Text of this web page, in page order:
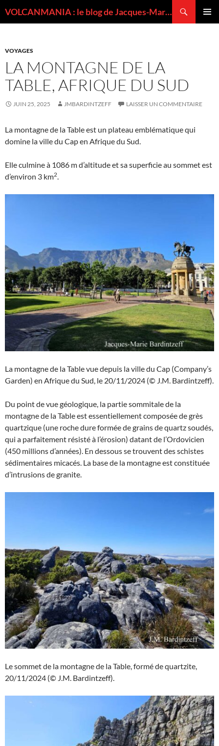
VOLCANMANIA : le blog de Jacques-Marie BARDINTZEFF, volcanologue
VOYAGES
LA MONTAGNE DE LA
TABLE, AFRIQUE DU SUD
JUIN 25, 2025 JMBARDINTZEFF LAISSER UN COMMENTAIRE
La montagne de la Table est un plateau emblématique qui
domine la ville du Cap en Afrique du Sud.
Elle culmine à 1086 m d’altitude et sa superficie au sommet est
d’environ 3 km2.
La montagne de la Table vue depuis la ville du Cap (Company’s
Garden) en Afrique du Sud, le 20/11/2024 (© J.M. Bardintzeff).
Du point de vue géologique, la partie sommitale de la
montagne de la Table est essentiellement composée de grès
quartzique (une roche dure formée de grains de quartz soudés,
qui a parfaitement résisté à l’érosion) datant de l’Ordovicien
(450 millions d’années). En dessous se trouvent des schistes
sédimentaires micacés. La base de la montagne est constituée
d’intrusions de granite.
Le sommet de la montagne de la Table, formé de quartzite,
20/11/2024 (© J.M. Bardintzeff).